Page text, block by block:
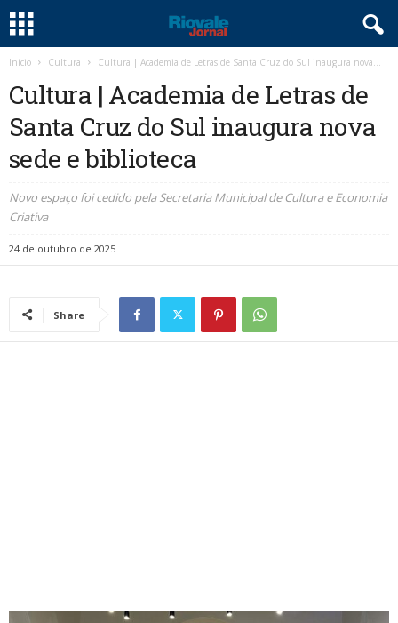
Início Cultura Cultura | Academia de Letras de Santa Cruz do Sul inaugura nova...
Cultura | Academia de Letras de
Santa Cruz do Sul inaugura nova
sede e biblioteca
Novo espaço foi cedido pela Secretaria Municipal de Cultura e Economia
Criativa
24 de outubro de 2025
Share